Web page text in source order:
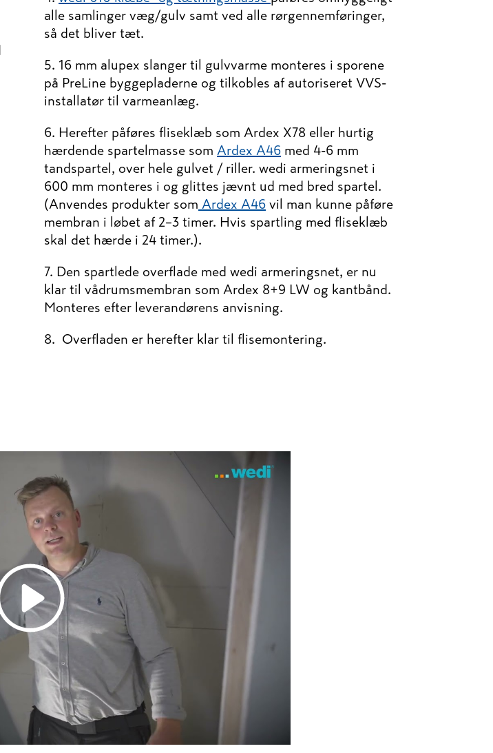
alle samlinger væg/gulv samt ved alle rørgennemføringer,
så det bliver tæt.
5. 16 mm alupex slanger til gulvvarme monteres i sporene
på PreLine byggepladerne og tilkobles af autoriseret VVS-
installatør til varmeanlæg.
6. Herefter påføres fliseklæb som Ardex X78 eller hurtig
hærdende spartelmasse som Ardex A46 med 4-6 mm
tandspartel, over hele gulvet / riller. wedi armeringsnet i
600 mm monteres i og glittes jævnt ud med bred spartel.
(Anvendes produkter som Ardex A46 vil man kunne påføre
membran i løbet af 2–3 timer. Hvis spartling med fliseklæb
skal det hærde i 24 timer.).
7. Den spartlede overflade med wedi armeringsnet, er nu
klar til ­vådrums­membran som Ardex 8+9 LW og kantbånd.
Monteres efter leverandørens anvisning.
8. Overfladen er herefter klar til flisemontering.